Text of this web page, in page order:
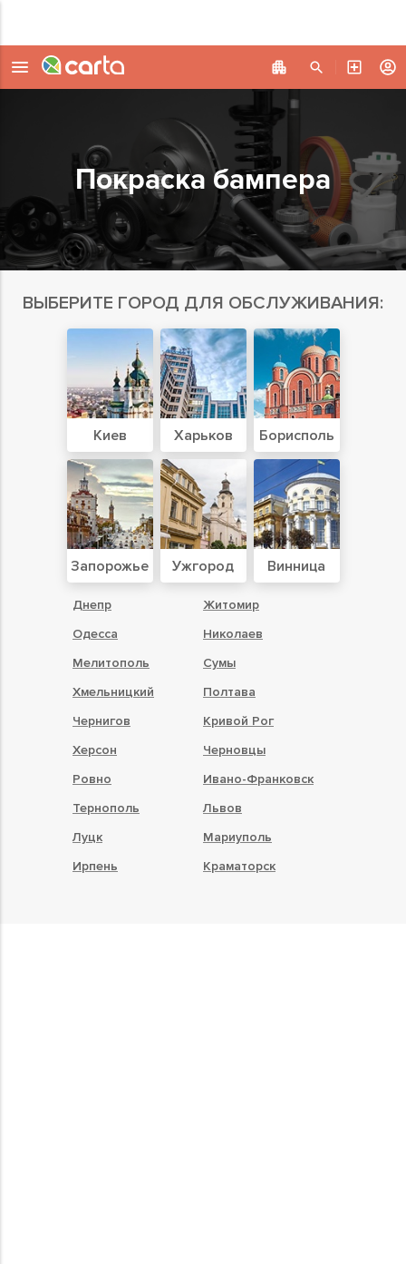
Покраска бампера
ВЫБЕРИТЕ ГОРОД ДЛЯ ОБСЛУЖИВАНИЯ:
Киев Харьков Борисполь
Запорожье Ужгород Винница
Днепр
Житомир
Одесса
Николаев
Мелитополь
Сумы
Хмельницкий
Полтава
Чернигов
Кривой Рог
Херсон
Черновцы
Ровно
Ивано-Франковск
Тернополь
Львов
Луцк
Мариуполь
Ирпень
Краматорск